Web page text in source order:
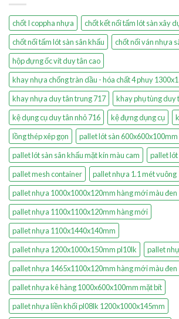
chốt I coppha nhựa
chốt kết nối tấm lót sàn xây
chốt nối tấm lót sàn sân khấu
chốt nối ván nhựa
hộp đựng ốc vít duy tân cao
khay nhựa chống tràn dầu - hóa chất 4 phuy
khay nhựa duy tân trung 717
khay phụ tùng duy
kệ dụng cụ duy tân nhỏ 716
kệ đựng dụng cụ
lồng thép xêp gọn
pallet lót sàn 600x600x100mm
pallet lót sàn sân khấu mặt kín màu cam
pallet lót
pallet mesh container
pallet nhựa 1.1 mét vuông
pallet nhựa 1000x1000x120mm hàng mới màu đen
pallet nhựa 1100x1100x120mm hàng mới
pallet nhựa 1100x1440x140mm
pallet nhựa 1200x1000x150mm pl10lk
pallet
pallet nhựa 1465x1100x120mm hàng mới màu đen
pallet nhựa kê hàng 1000x600x100mm mặt bít
pallet nhựa liền khối pl08lk 1200x1000x145mm